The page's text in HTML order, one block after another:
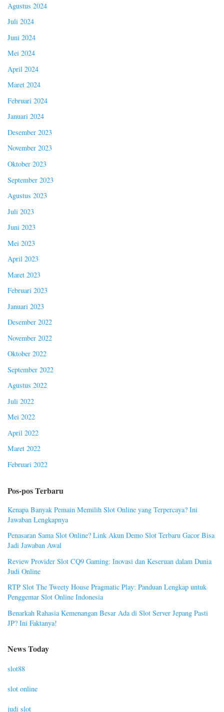
Agustus 2024
Juli 2024
Juni 2024
Mei 2024
April 2024
Maret 2024
Februari 2024
Januari 2024
Desember 2023
November 2023
Oktober 2023
September 2023
Agustus 2023
Juli 2023
Juni 2023
Mei 2023
April 2023
Maret 2023
Februari 2023
Januari 2023
Desember 2022
November 2022
Oktober 2022
September 2022
Agustus 2022
Juli 2022
Mei 2022
April 2022
Maret 2022
Februari 2022
Pos-pos Terbaru
Kenapa Banyak Pemain Memilih Slot Online yang Terpercaya? Ini
Jawaban Lengkapnya
Penasaran Sama Slot Online? Link Akun Demo Slot Terbaru Gacor Bisa
Jadi Jawaban Awal
Review Provider Slot CQ9 Gaming: Inovasi dan Keseruan dalam Dunia
Judi Online
RTP Slot The Tweety House Pragmatic Play: Panduan Lengkap untuk
Penggemar Slot Online Indonesia
Benarkah Rahasia Kemenangan Besar Ada di Slot Server Jepang Pasti
JP? Ini Faktanya!
News Today
slot88
slot online
judi slot